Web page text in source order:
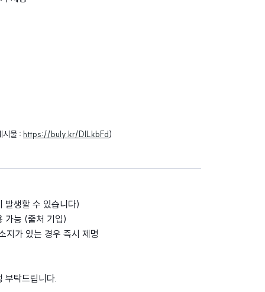
시물 : https://buly.kr/DlLkbFd)
발생할 수 있습니다)
가능 (출처 기입)
지가 있는 경우 즉시 제명
부탁드립니다.